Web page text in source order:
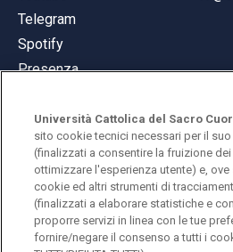
Telegram
Spotify
Presenza
© Università Cattolica del Sacro
Largo A. Gemelli 1, 20123 Milano
PI 02133120150
Università Cattolica del Sacro
sito cookie tecnici necessari per il
(finalizzati a consentire la fruizione
ottimizzare l'esperienza utente) e,
cookie ed altri strumenti di
(finalizzati a elaborare statistiche e
proporre servizi in linea con le tue
fornire/negare il consenso a tutti i